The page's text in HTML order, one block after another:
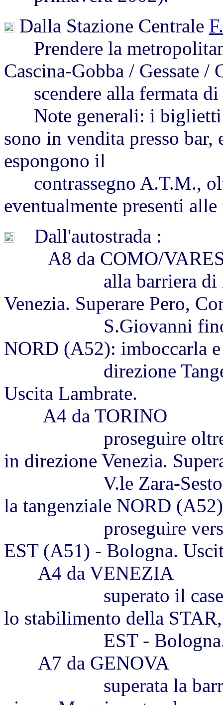
Dalla Stazione Centrale
Prendere la
Cascina-Gobba / Gessate /
scendere alla fermata di
Note generali: i biglietti
sono in vendita presso bar,
espongono il
contrassegno A.T.M.,
eventualmente presenti alle
Dall'autostrada :
A8 da COMO/
alla barriera di
Venezia. Superare Pero,
S.Giovanni fino al
NORD (A52): imboccarla
direzione
Uscita Lambrate.
A4 da TORINO
proseguire oltre la
in direzione Venezia.
V.le Zara-Sesto
la tangenziale NORD
proseguire verso
EST (A51) - Bologna.
A4 da VENEZIA
superato il casello di
lo stabilimento della
EST - Bologna.
A7 da GENOVA
superata la barriera,